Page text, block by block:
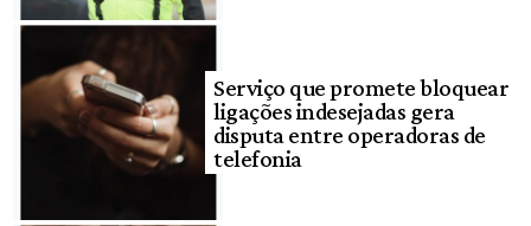
Serviço que promete bloquear
ligações indesejadas gera
disputa entre operadoras de
telefonia